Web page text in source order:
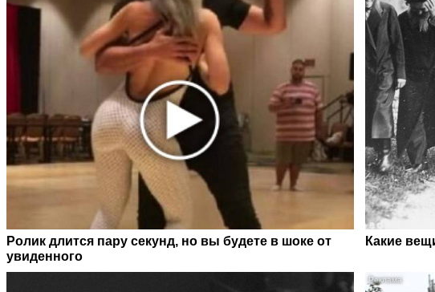
Ролик длится пару секунд, но вы будете в шоке от
увиденного
Какие